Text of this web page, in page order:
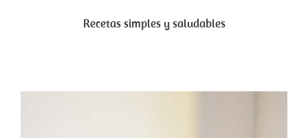
Recetas simples y saludables